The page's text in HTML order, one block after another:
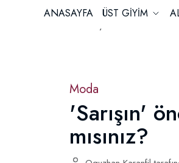
ANASAYFA ÜST GİYİM
Moda
'Sarışın'
mısınız?